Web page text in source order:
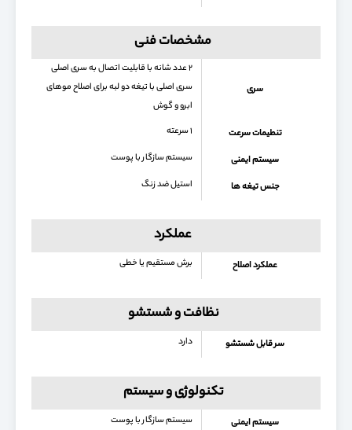
مشخصات فنی
سری
۲ عدد شانه با قابلیت اتصال به سری اصلی
سری اصلی با تیغه دو لبه برای اصلاح موهای
ابرو و گوش
تنطیمات سرعت
۱ سرعته
سیستم ایمنی سیستم سازگار با پوست
جنس تیغه ها استیل ضد زنگ
عملکرد
عملکرد اصلاح برش مستقیم یا خطی
نظافت و شستشو
سر قابل شستشو دارد
تکنولوژی و سیستم
سیستم ایمنی سیستم سازگار با پوست